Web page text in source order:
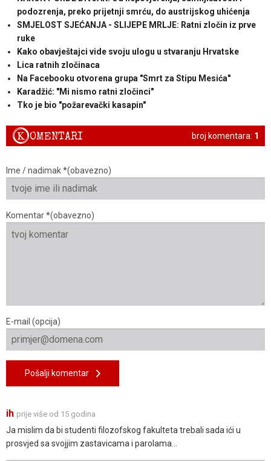
podozrenja, preko prijetnji smrću, do austrijskog uhićenja
SMJELOST SJEĆANJA - SLIJEPE MRLJE: Ratni zločin iz prve
ruke
Kako obavještajci vide svoju ulogu u stvaranju Hrvatske
Lica ratnih zločinaca
Na Facebooku otvorena grupa "Smrt za Stipu Mesića"
Karadžić: "Mi nismo ratni zločinci"
Tko je bio "požarevački kasapin"
broj komentara: 1
KOMENTARI
Ime / nadimak *(obavezno)
Komentar *(obavezno)
E-mail (opcija)
Pošalji komentar
ih prije više od 15 godina
Ja mislim da bi studenti filozofskog fakulteta trebali sada ići u
prosvjed sa svojjim zastavicama i parolama...